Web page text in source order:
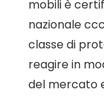
mobili è
nazionale
classe di
reagire in
del mercato